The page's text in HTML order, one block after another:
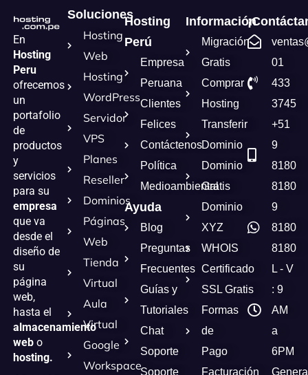
En
Hosting
Peru
ofrecemos
un
portafolio
de
productos
y
servicios
para su
empresa
que va
desde el
diseño de
su
página
web,
hasta el
almacenamiento
webo
hosting.
Soluciones
Hosting
Web
Hosting
WordPress
Servidor
VPS
Planes
Reseller
Dominios
Páginas
Web
Tienda
Virtual
Aula
Virtual
Google
Workspace
Hosting
Perú
Empresa
Peruana
Clientes
Felices
Contáctenos
Política
Medioambiental
Ayuda
Blog
Preguntas
Frecuentes
Guías y
Tutoriales
Chat
Soporte
Soporte
Información
Migración
Gratis
Comprar
Hosting
Transferir
Dominio
Dominio
Gratis
Dominio
XYZ
WHOIS
Certificado
SSL Gratis
Formas
de
Pago
Facturación
01
433
3745
+51
9
8180
8180
9
8180
8180
L - V
: 9
AM
a
6PM